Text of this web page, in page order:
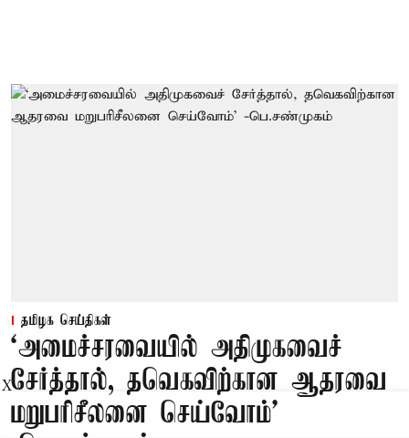
தமிழக செய்திகள்
‘அமைச்சரவையில் அதிமுகவைச்
சேர்த்தால், தவெகவிற்கான ஆதரவை
மறுபரிசீலனை செய்வோம்'
X